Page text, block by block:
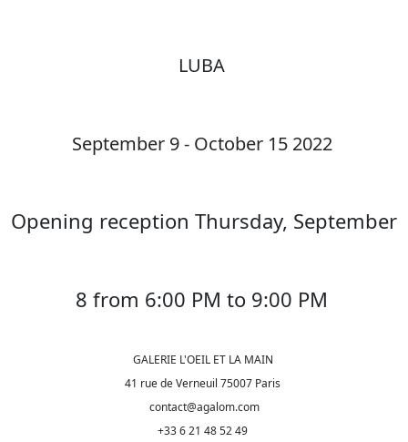
LUBA
September 9 - October 15 2022
Opening reception Thursday, September
8 from 6:00 PM to 9:00 PM
GALERIE L'OEIL ET LA MAIN
41 rue de Verneuil 75007 Paris
contact@agalom.com
+33 6 21 48 52 49